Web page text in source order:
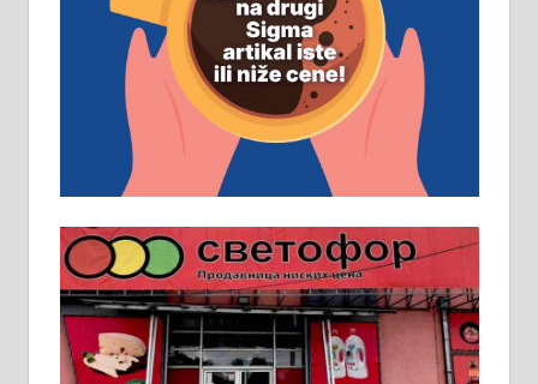
Рудник и флотација Рудник
д.о.о. Рудник запошљава 20
помоћника рудара. Услови:
Основна школа, пожељно радно
искуство на истим и сличним
пословима, али не и неопходан
услов. Обезбеђен смештај,
превоз, исхрана. 032/57-41-122 –
локал 22
Пружам услуге завршних радова
у грађевини, хидроизолације и
молерских радова. 061/25-28-058